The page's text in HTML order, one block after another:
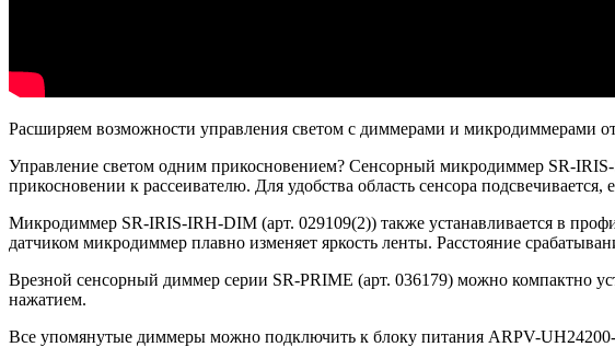
Расширяем возможности управления светом с диммерами и микродиммерами
Управление светом одним прикосновением? Сенсорный микродиммер SR-
прикосновении к рассеивателю. Для удобства область сенсора подсвечивается,
Микродиммер SR-IRIS-IRH-DIM (арт. 029109(2)) также устанавливается в
датчиком микродиммер плавно изменяет яркость ленты. Расстояние
Врезной сенсорный диммер серии SR-PRIME (арт. 036179) можно компактно
нажатием.
Все упомянутые диммеры можно подключить к блоку питания ARPV-